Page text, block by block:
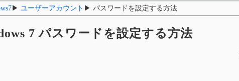
▶ ユーザーアカウント ▶ パスワードを設定する方法
7 パスワードを設定する方法